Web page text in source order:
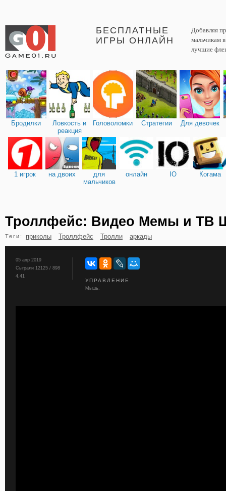
БЕСПЛАТНЫЕ
ИГРЫ ОНЛАЙН
Добавляя
мальчикам
лучшие
Бродилки
Ловкость и
реакция
Головоломки Стратегии Для девочек
1 игрок на двоих
для
мальчиков
онлайн IO Когама
бильярд карты
Троллфейс: Видео Мемы и ТВ
Теги: приколы Троллфейс Тролли аркады
05 апр 2019
Сыграли 12125 / 898
4,41
УПРАВЛЕНИЕ
Мышь.